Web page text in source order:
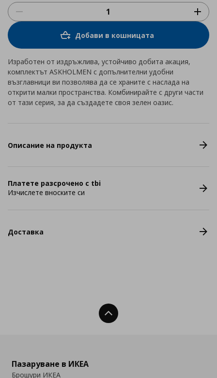
Добави в кошницата
Изработен от издръжлива, устойчиво добита акация,
комплектът ASKHOLMEN с допълнителни удобни
възглавници ви позволява да се храните с наслада на
открити малки пространства. Комбинирайте с други части
от тази серия, за да създадете своя зелен оазис.
Описание на продукта
Платете разсрочено с tbi
Изчислете вноските си
Доставка
Нагоре
Пазаруване в ИКЕА
Брошури ИКЕА